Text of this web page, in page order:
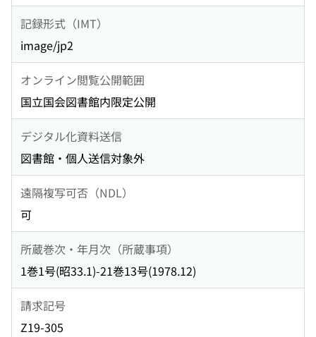
記録形式（IMT）
image/jp2
オンライン閲覧公開範囲
国立国会図書館内限定公開
デジタル化資料送信
図書館・個人送信対象外
遠隔複写可否（NDL）
可
所蔵巻次・年月次（所蔵事項）
1巻1号(昭33.1)-21巻13号(1978.12)
請求記号
Z19-305